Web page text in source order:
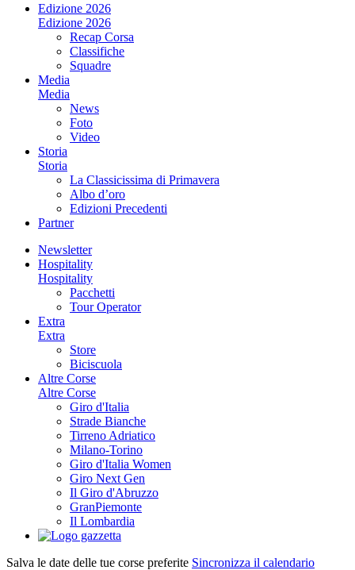
Edizione 2026
Edizione 2026
Recap Corsa
Classifiche
Squadre
Media
Media
News
Foto
Video
Storia
Storia
La Classicissima di Primavera
Albo d’oro
Edizioni Precedenti
Partner
Newsletter
Hospitality
Hospitality
Pacchetti
Tour Operator
Extra
Extra
Store
Biciscuola
Altre Corse
Altre Corse
Giro d'Italia
Strade Bianche
Tirreno Adriatico
Milano-Torino
Giro d'Italia Women
Giro Next Gen
Il Giro d'Abruzzo
GranPiemonte
Il Lombardia
Salva le date delle tue corse preferite Sincronizza il calendario